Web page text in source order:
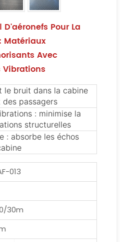
Pour La
Matériaux
Avec
Vibrations
le bruit dans la cabine
passagers
: minimise la
structurelles
: absorbe les échos
013
30m